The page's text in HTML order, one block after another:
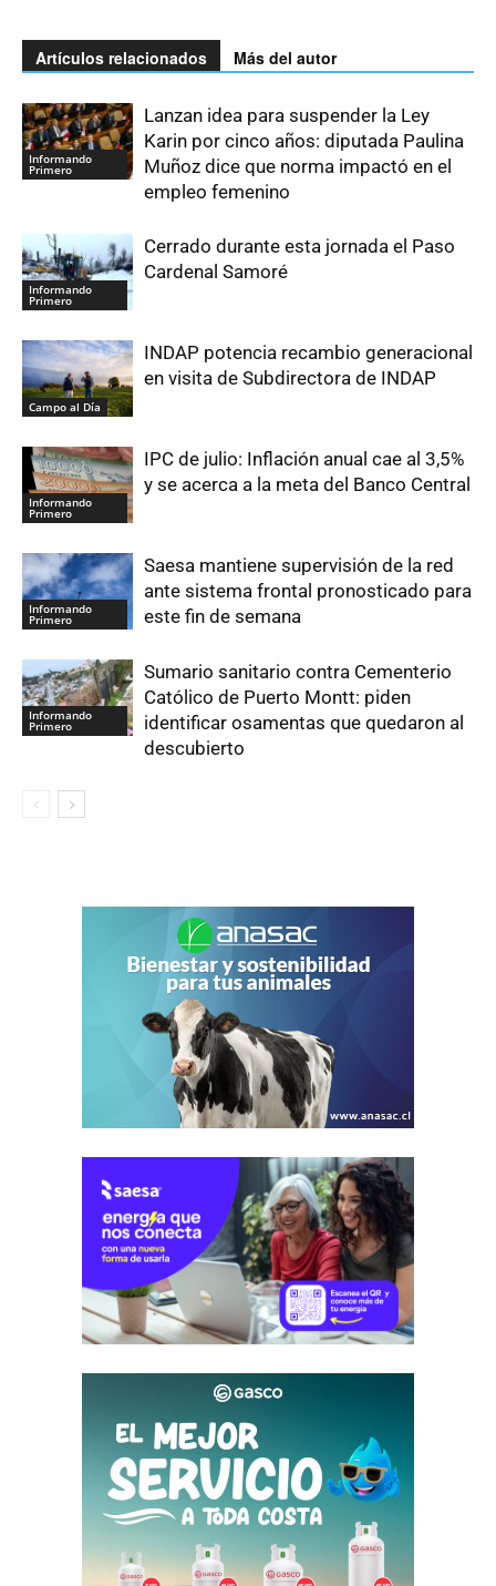
Artículos relacionados Más del autor
Informando
Primero
Lanzan idea para suspender la Ley
Karin por cinco años: diputada Paulina
Muñoz dice que norma impactó en el
empleo femenino
Informando
Primero
Cerrado durante esta jornada el Paso
Cardenal Samoré
Campo al Día
INDAP potencia recambio generacional
en visita de Subdirectora de INDAP
Informando
Primero
IPC de julio: Inflación anual cae al 3,5%
y se acerca a la meta del Banco Central
Informando
Primero
Saesa mantiene supervisión de la red
ante sistema frontal pronosticado para
este fin de semana
Informando
Primero
Sumario sanitario contra Cementerio
Católico de Puerto Montt: piden
identificar osamentas que quedaron al
descubierto